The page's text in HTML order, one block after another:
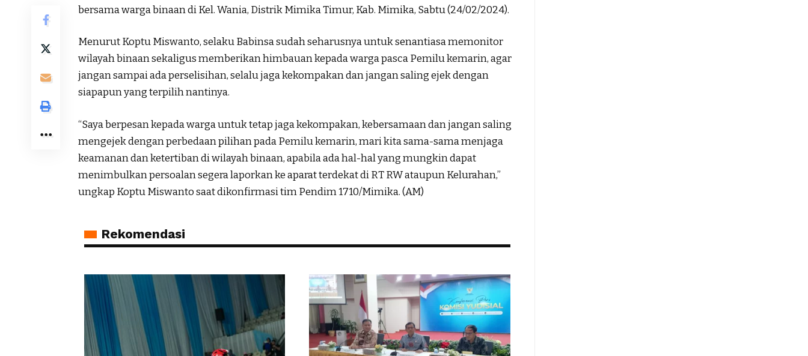
bersama warga binaan di Kel. Wania, Distrik Mimika Timur, Kab. Mimika, Sabtu (24/02/2024).
Menurut Koptu Miswanto, selaku Babinsa sudah seharusnya untuk senantiasa memonitor
wilayah binaan sekaligus memberikan himbauan kepada warga pasca Pemilu kemarin, agar
jangan sampai ada perselisihan, selalu jaga kekompakan dan jangan saling ejek dengan
siapapun yang terpilih nantinya.
“Saya berpesan kepada warga untuk tetap jaga kekompakan, kebersamaan dan jangan saling
mengejek dengan perbedaan pilihan pada Pemilu kemarin, mari kita sama-sama menjaga
keamanan dan ketertiban di wilayah binaan, apabila ada hal-hal yang mungkin dapat
menimbulkan persoalan segera laporkan ke aparat terdekat di RT RW ataupun Kelurahan,”
ungkap Koptu Miswanto saat dikonfirmasi tim Pendim 1710/Mimika. (AM)
Rekomendasi